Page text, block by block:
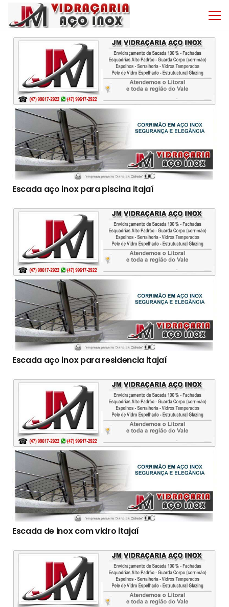
Escada aço inox para piscina itajaí
Escada aço inox para residencia itajaí
Escada de inox com vidro itajaí